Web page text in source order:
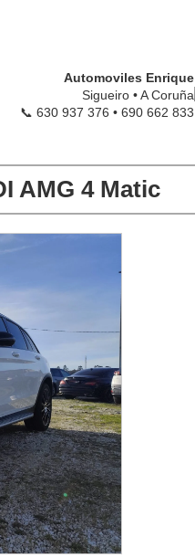
Automoviles Enrique
Sigueiro • A Coruña
📞 630 937 376 • 690 662 833
AMG 4 Matic